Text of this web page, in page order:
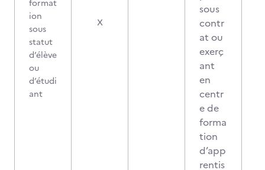
format
ion
sous
statut
d’élève
ou
d’étudi
ant
X
sous
contr
at ou
exerç
ant
en
centr
e de
forma
tion
d’app
rentis